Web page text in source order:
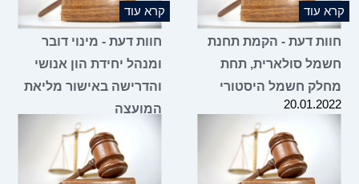
קרא עוד
חוות דעת - הקמת תחנת
חשמל סולארית, תחת
מחלק חשמל היסטורי
20.01.2022
קרא עוד
חוות דעת - מינוי דובר
ומנהל יחידת הון אנושי
והדרישה באישור מליאת
המועצה